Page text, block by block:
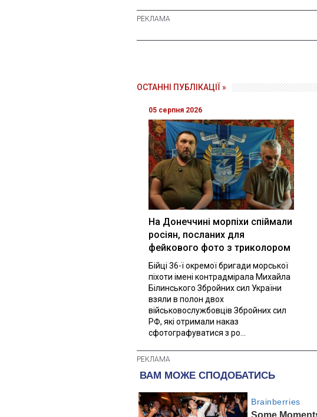
ОСТАННІ ПУБЛІКАЦІЇ »
05 серпня 2026
На Донеччині морпіхи спіймали
росіян, посланих для
фейкового фото з триколором
Бійці 36-ї окремої бригади морської
піхоти імені контрадмірала Михайла
Білинського Збройних сил України
взяли в полон двох
військовослужбовців Збройних сил
РФ, які отримали наказ
сфотографуватися з ро...